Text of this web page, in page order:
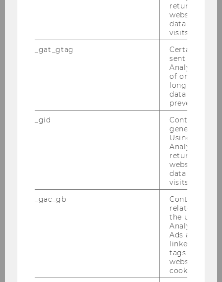
KSW-Informationsabend - 19.03.2018
CJEU: Recent VAT Case Law, 11-13 January
returning
website and
data from
visits.
_gat_gtag
Certain data
sent to
Analytics a
of once per
long as it is
data
prevented.
_gid
Contains a
generated
Using this
Analytics can
returning
website and
data from
visits.
_gac_gb
Contains
related
the user. If
Analytics and
Ads accounts
linked, the
tags on the
website read
cookie.